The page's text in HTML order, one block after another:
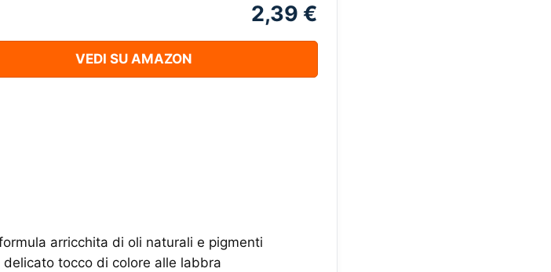
2,39 €
VEDI SU AMAZON
arricchita di oli naturali e pigmenti
tocco di colore alle labbra